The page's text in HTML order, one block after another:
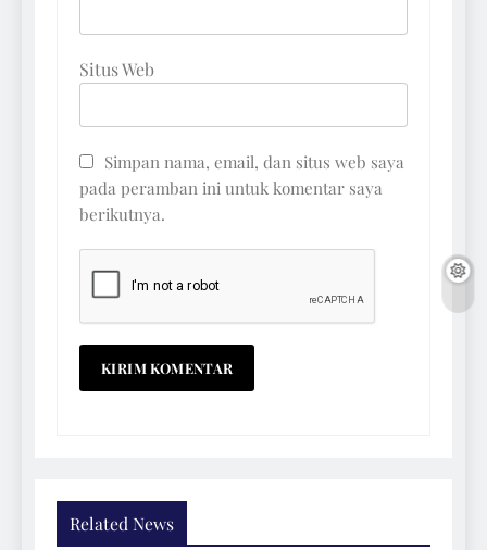
Situs Web
Simpan nama, email, dan situs web saya
pada peramban ini untuk komentar saya
berikutnya.
Related News